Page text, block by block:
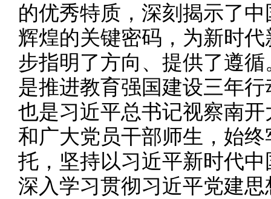
的优秀特质，深刻揭示了
辉煌的关键密码，为新时
步指明了方向、提供了遵
是推进教育强国建设三年
也是习近平总书记视察南
和广大党员干部师生，始
托，坚持以习近平新时代
深入学习贯彻习近平党建